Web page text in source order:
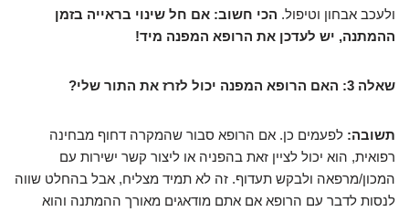
ולעכב אבחון וטיפול. הכי חשוב: אם חל שינוי בראייה בזמן
ההמתנה, יש לעדכן את הרופא המפנה מיד!
שאלה 3: האם הרופא המפנה יכול לזרז את התור שלי?
תשובה: לפעמים כן. אם הרופא סבור שהמקרה דחוף מבחינה
רפואית, הוא יכול לציין זאת בהפניה או ליצור קשר ישירות עם
המכון/מרפאה ולבקש תעדוף. זה לא תמיד מצליח, אבל בהחלט שווה
לנסות לדבר עם הרופא אם אתם מודאגים מאורך ההמתנה והוא